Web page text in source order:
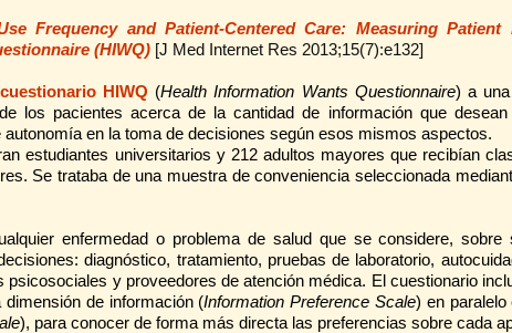
Frequency and Patient-Centered Care: Measuring Patient
(HIWQ) [J Med Internet Res 2013;15(7):e132]
cuestionario HIWQ (Health Information Wants Questionnaire) a
los pacientes acerca de la cantidad de información que desean
en la toma de decisiones según esos mismos aspectos.
estudiantes universitarios y 212 adultos mayores que recibían
Se trataba de una muestra de conveniencia seleccionada
enfermedad o problema de salud que se considere,
diagnóstico, tratamiento, pruebas de laboratorio,
y proveedores de atención médica. El cuestionario
de información (Information Preference Scale) en paralelo
), para conocer de forma más directa las preferencias sobre cada